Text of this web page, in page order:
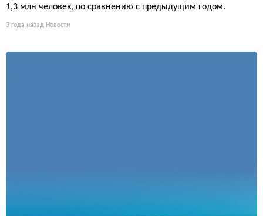
1,3 млн человек, по сравнению с предыдущим годом.
3 года назад Новости